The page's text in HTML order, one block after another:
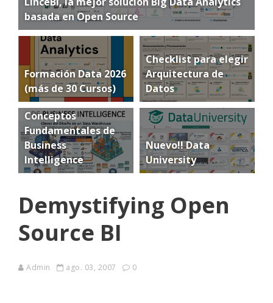
basada en Open Source
Formación Data 2026
(más de 30 Cursos)
Checklist para elegir
Arquitectura de
Datos
Conceptos
Fundamentales de
Business
Intelligence
Nuevo!! Data
University
Demystifying Open
Source BI
Admin ago. 03, 2007 0